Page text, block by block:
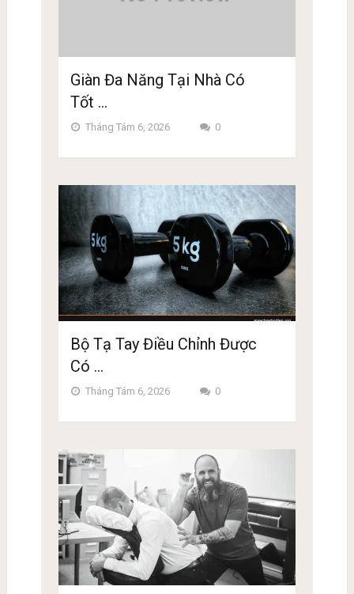
Giàn Đa Năng Tại Nhà Có
Tốt …
Tháng Tám 6, 2026 0
Bộ Tạ Tay Điều Chỉnh Được
Có …
Tháng Tám 6, 2026 0